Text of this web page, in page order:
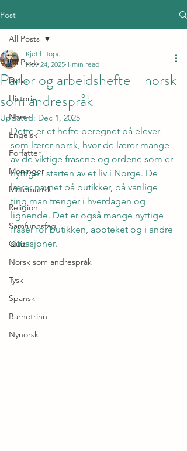
Post
All Posts
Data
Historie
Norsk
Engelsk
Forfatter
Meninger
Matematikk
Religion
Samfunnsfag
Quiz
Norsk som andrespråk
Tysk
Spansk
Barnetrinn
Nynorsk
All Posts
Parlør og arbeidshefte - norsk
som andrespråk
Kjetil Hope
Nov 24, 2025 1 min read
Updated: Dec 1, 2025
Dette er et hefte beregnet på elever
som lærer norsk, hvor de lærer mange
av de viktige frasene og ordene som er
nyttige i starten av et liv i Norge. De
lærer navnet på butikker, på vanlige
ting man trenger i hverdagen og
lignende. Det er også mange nyttige
fraser for butikken, apoteket og i andre
situasjoner.